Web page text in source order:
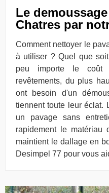
Le
Chatres par
Comment nettoyer le
à utiliser ? Quel que
peu importe le coût
revêtements, du plus
ont besoin d'un
tiennent toute leur éclat.
un pavage sans
rapidement le matériau
maintient le dallage en
Desimpel 77 pour vous